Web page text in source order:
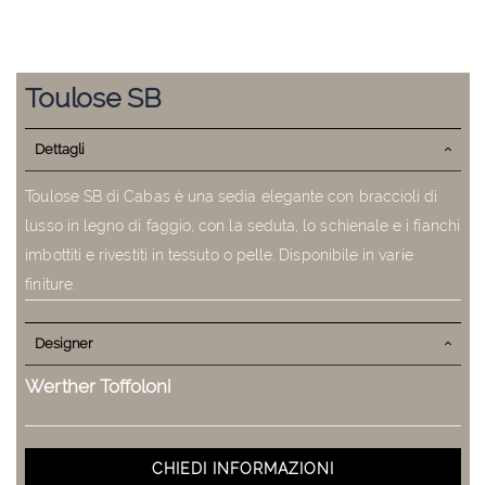
all'inizio
della
galleria
immagini
Toulose SB
Dettagli
Toulose SB di Cabas è una sedia elegante con braccioli di
lusso in legno di faggio, con la seduta, lo schienale e i fianchi
imbottiti e rivestiti in tessuto o pelle. Disponibile in varie
finiture.
Designer
Werther Toffoloni
CHIEDI INFORMAZIONI